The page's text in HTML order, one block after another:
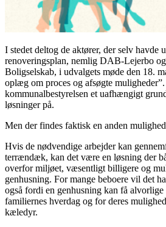
I stedet deltog de aktører, der selv havde
renoveringsplan, nemlig DAB-Lejerbo
Boligselskab, i udvalgets møde den 18.
oplæg om proces og afsøgte
kommunalbestyrelsen et uafhængigt
løsninger på.
Men der findes faktisk en anden
Hvis de nødvendige arbejder kan
terrændæk, kan det være en løsning der
overfor miljøet, væsentligt billigere og
genhusning. For mange beboere vil det
også fordi en genhusning kan få
familiernes hverdag og for deres
kæledyr.